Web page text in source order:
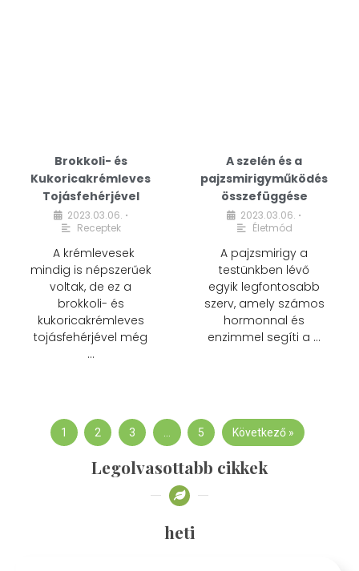
Brokkoli- és
Kukoricakrémleves
Tojásfehérjével
2023.03.06. •
Receptek
A krémlevesek
mindig is népszerűek
voltak, de ez a
brokkoli- és
kukoricakrémleves
tojásfehérjével még
…
A szelén és a
pajzsmirigyműködés
összefüggése
2023.03.06. •
Életmód
A pajzsmirigy a
testünkben lévő
egyik legfontosabb
szerv, amely számos
hormonnal és
enzimmel segíti a …
1 2 3 … 5 Következő »
Legolvasottabb cikkek
heti